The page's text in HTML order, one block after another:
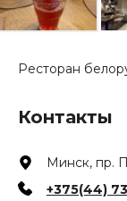
Ресторан
Контакты
Минск, пр.
+375(44)